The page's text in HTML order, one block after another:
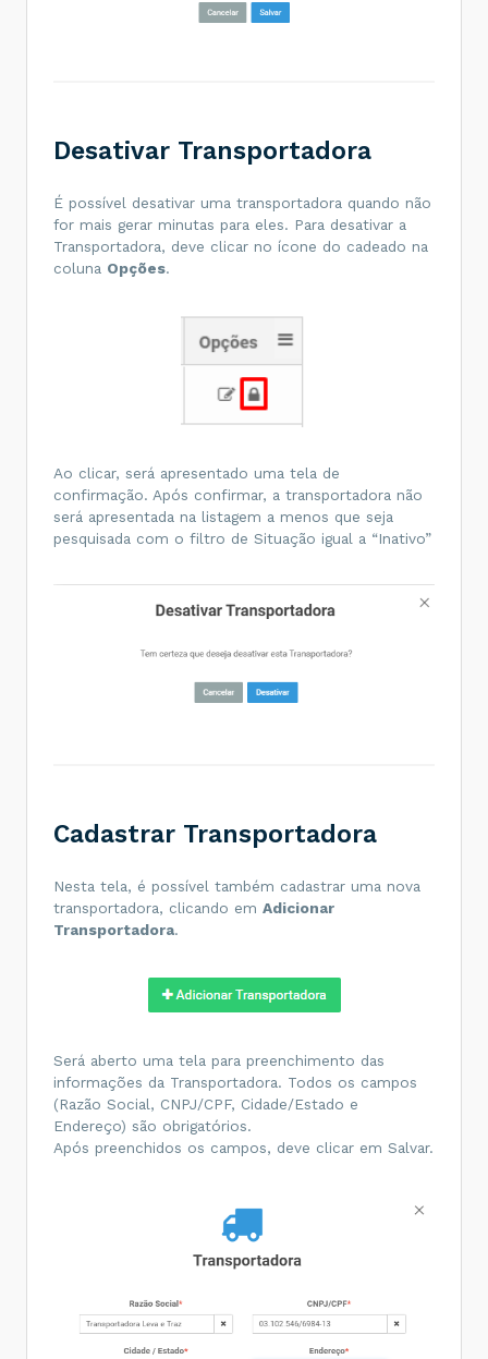
Desativar Transportadora
É possível desativar uma transportadora quando não
for mais gerar minutas para eles. Para desativar a
Transportadora, deve clicar no ícone do cadeado na
coluna Opções.
Ao clicar, será apresentado uma tela de
confirmação. Após confirmar, a transportadora não
será apresentada na listagem a menos que seja
pesquisada com o filtro de Situação igual a “Inativo”
Cadastrar Transportadora
Nesta tela, é possível também cadastrar uma nova
transportadora, clicando em Adicionar
Transportadora.
Será aberto uma tela para preenchimento das
informações da Transportadora. Todos os campos
(Razão Social, CNPJ/CPF, Cidade/Estado e
Endereço) são obrigatórios.
Após preenchidos os campos, deve clicar em Salvar.